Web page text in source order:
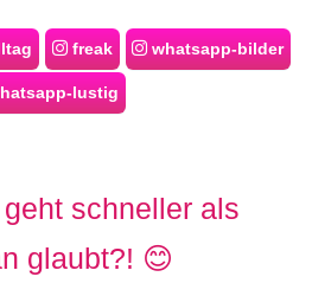
freak whatsapp-bilder
lustig
schneller als
glaubt?! 😊